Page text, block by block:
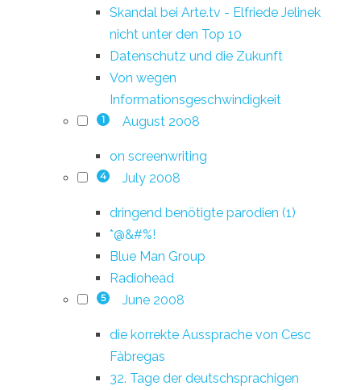
Skandal bei Arte.tv - Elfriede Jelinek
nicht unter den Top 10
Datenschutz und die Zukunft
Von wegen
Informationsgeschwindigkeit
1 August 2008
on screenwriting
4 July 2008
dringend benötigte parodien (1)
*@&#%!
Blue Man Group
Radiohead
5 June 2008
die korrekte Aussprache von Cesc
Fàbregas
32. Tage der deutschsprachigen